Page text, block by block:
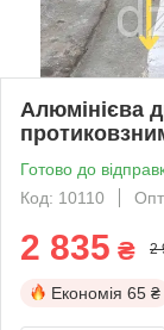
Алюмінієва
Готово до
Код: 10110
Опт
2 835 ₴ 2
Економія 65 ₴